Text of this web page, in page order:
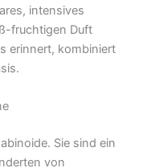
intensives
fruchtigen Duft
erinnert, kombiniert
Sie sind ein
von